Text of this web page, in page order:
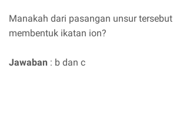
Manakah dari pasangan unsur
membentuk ikatan ion?
Jawaban : b dan c